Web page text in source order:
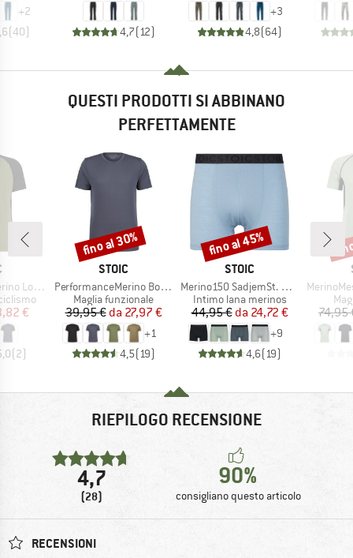
+2
(40) 4,7( 12)
+3
4,8(64)
QUESTI PRODOTTI SI ABBINANO
PERFETTAMENTE
MTB S/S
ridotto
€
(2)
MARCHIO
STOIC
Articolo
PerformanceMerino BorgholmSt. T-Shirt
Gruppo di prodotti
Maglia funzionale
Prezzo
39,95 € Prezzo ridotto
da 27,97 €
+1
4,5(19)
Sconto
fino al 30%
MARCHIO
STOIC
Articolo
Merino150 SadjemSt. Boxer
Gruppo di prodotti
Intimo lana merinos
Prezzo
44,95 € Prezzo ridotto
da 24,72 €
+9
4,6(19)
Sconto
fino al 45%
Articolo
74,95
RIEPILOGO RECENSIONE
4,7
(28)
90%
consigliano questo articolo
RECENSIONI